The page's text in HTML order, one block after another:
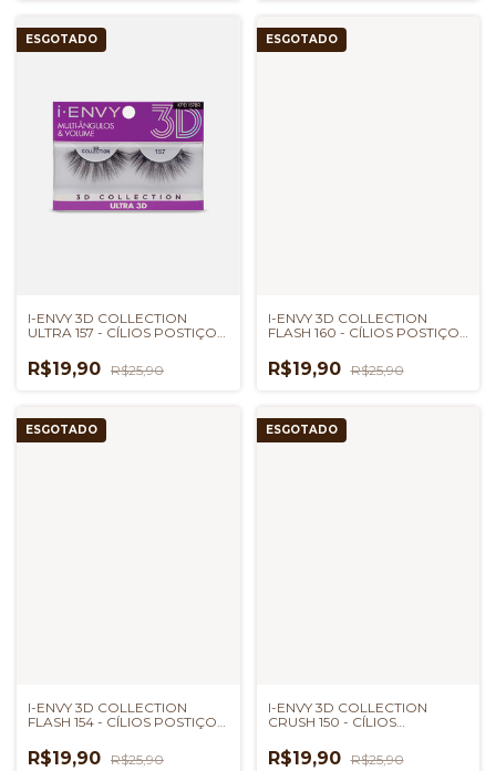
ESGOTADO
I-ENVY 3D COLLECTION
ULTRA 157 - CÍLIOS POSTIÇOS
R$19,90 R$25,90
ESGOTADO
I-ENVY 3D COLLECTION
FLASH 160 - CÍLIOS POSTIÇOS
R$19,90 R$25,90
ESGOTADO
I-ENVY 3D COLLECTION
FLASH 154 - CÍLIOS POSTIÇOS
R$19,90 R$25,90
ESGOTADO
I-ENVY 3D COLLECTION
CRUSH 150 - CÍLIOS
R$19,90 R$25,90